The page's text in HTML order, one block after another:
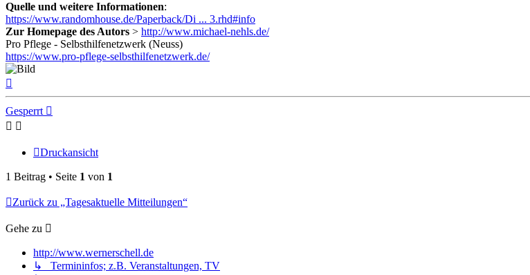
Quelle und weitere Informationen:
https://www.randomhouse.de/Paperback/Di ... 3.rhd#info
Zur Homepage des Autors > http://www.michael-nehls.de/
Pro Pflege - Selbsthilfenetzwerk (Neuss)
https://www.pro-pflege-selbsthilfenetzwerk.de/
Gesperrt
Druckansicht
1 Beitrag • Seite 1 von 1
Zurück zu „Tagesaktuelle Mitteilungen“
Gehe zu
http://www.wernerschell.de
↳ Termininfos; z.B. Veranstaltungen, TV